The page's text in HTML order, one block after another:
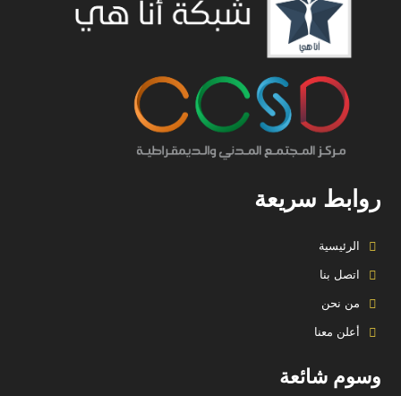
روابط سريعة
الرئيسية
اتصل بنا
من نحن
أعلن معنا
وسوم شائعة